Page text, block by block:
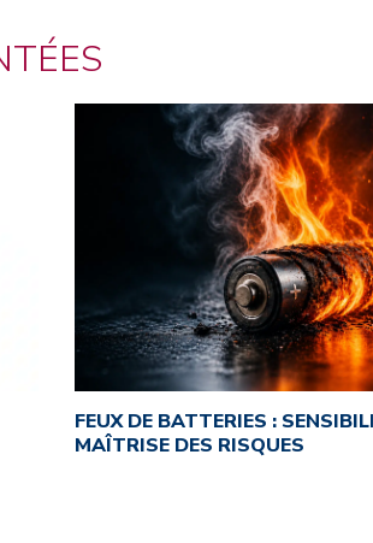
FEUX DE BATTERIES :
MAÎTRISE DES RISQUES